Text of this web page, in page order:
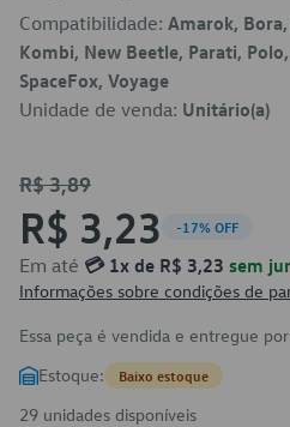
Compatibilidade: Amarok,
Kombi, New Beetle, Parati,
SpaceFox, Voyage
Unidade de venda: Unitário(a)
R$ 3,89
R$ 3,23 -17% OFF
Em até 💳 1x de R$ 3,23 sem
Informações sobre condições de
Essa peça é vendida e entregue
Estoque: Baixo estoque
29 unidades disponíveis